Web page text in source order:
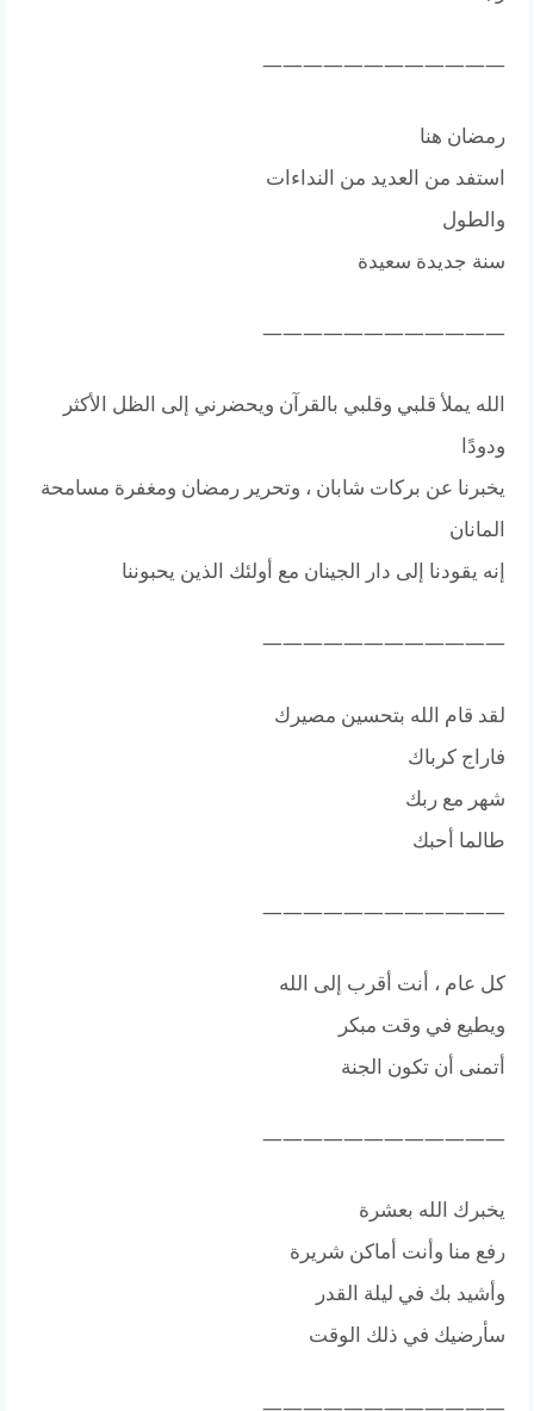
————————————
رمضان هنا
استفد من العديد من النداءات
والطول
سنة جديدة سعيدة
————————————
الله يملأ قلبي وقلبي بالقرآن ويحضرني إلى الظل الأكثر
ودودًا
يخبرنا عن بركات شابان ، وتحرير رمضان ومغفرة مسامحة
المانان
إنه يقودنا إلى دار الجينان مع أولئك الذين يحبوننا
————————————
لقد قام الله بتحسين مصيرك
فاراج كرباك
شهر مع ربك
طالما أحبك
————————————
كل عام ، أنت أقرب إلى الله
ويطيع في وقت مبكر
أتمنى أن تكون الجنة
————————————
يخبرك الله بعشرة
رفع منا وأنت أماكن شريرة
وأشيد بك في ليلة القدر
سأرضيك في ذلك الوقت